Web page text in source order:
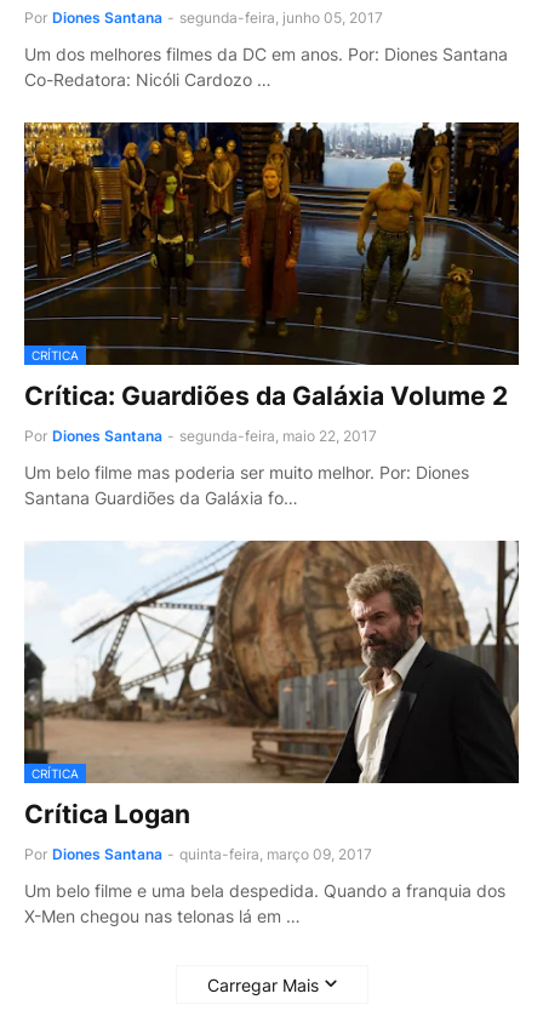
Por Diones Santana - segunda-feira, junho 05, 2017
Um dos melhores filmes da DC em anos. Por: Diones Santana
Co-Redatora: Nicóli Cardozo …
CRÍTICA
Crítica: Guardiões da Galáxia Volume 2
Por Diones Santana - segunda-feira, maio 22, 2017
Um belo filme mas poderia ser muito melhor. Por: Diones
Santana Guardiões da Galáxia fo…
CRÍTICA
Crítica Logan
Por Diones Santana - quinta-feira, março 09, 2017
Um belo filme e uma bela despedida. Quando a franquia dos
X-Men chegou nas telonas lá em …
Carregar Mais